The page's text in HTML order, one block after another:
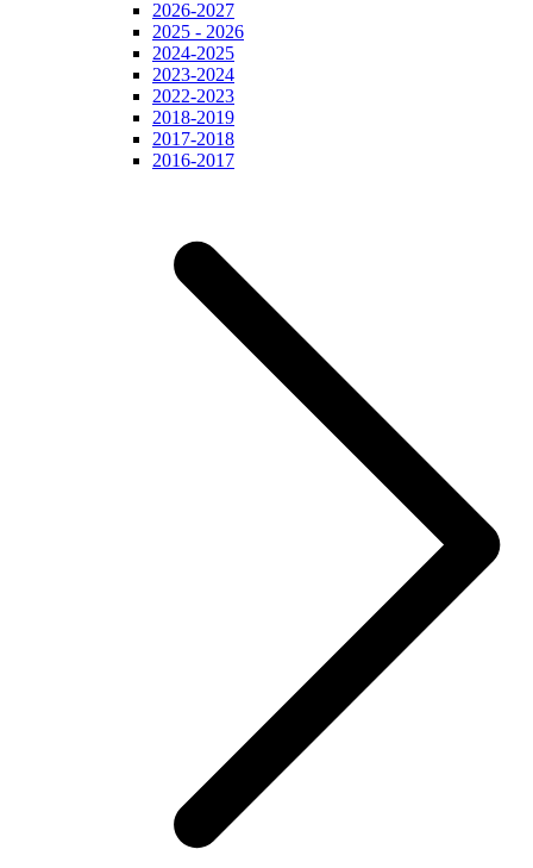
2026-2027
2025 - 2026
2024-2025
2023-2024
2022-2023
2018-2019
2017-2018
2016-2017